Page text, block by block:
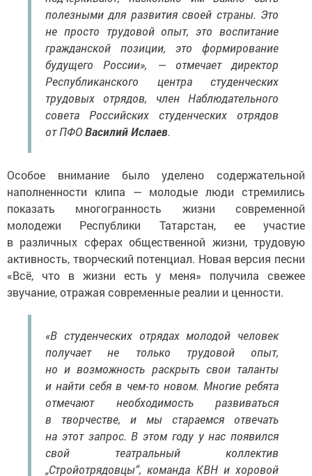
полезными для развития своей страны. Это
не просто трудовой опыт, это воспитание
гражданской позиции, это формирование
будущего России», — отмечает директор
Республиканского центра студенческих
трудовых отрядов, член Наблюдательного
совета Российских студенческих отрядов
от ПФО Василий Ислаев.
Особое внимание было уделено содержательной
наполненности клипа — молодые люди стремились
показать многогранность жизни современной
молодежи Республики Татарстан, ее участие
в различных сферах общественной жизни, трудовую
активность, творческий потенциал. Новая версия песни
«Всё, что в жизни есть у меня» получила свежее
звучание, отражая современные реалии и ценности.
«В студенческих отрядах молодой человек
получает не только трудовой опыт,
но и возможность раскрыть свои таланты
и найти себя в чем-то новом. Многие ребята
отмечают необходимость развиваться
в творчестве, и мы стараемся отвечать
на этот запрос. В этом году у нас появился
свой театральный коллектив
„Стройотрядовцы“, команда КВН и хоровой